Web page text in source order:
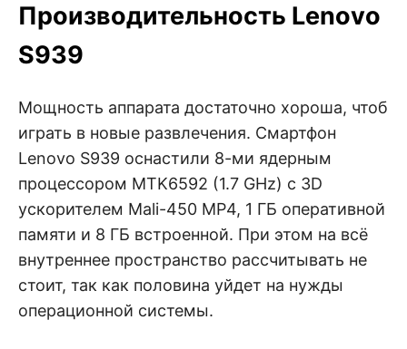
Производительность Lenovo
S939
Мощность аппарата достаточно хороша, чтоб
играть в новые развлечения. Смартфон
Lenovo S939 оснастили 8-ми ядерным
процессором MTK6592 (1.7 GHz) с 3D
ускорителем Mali-450 MP4, 1 ГБ оперативной
памяти и 8 ГБ встроенной. При этом на всё
внутреннее пространство рассчитывать не
стоит, так как половина уйдет на нужды
операционной системы.